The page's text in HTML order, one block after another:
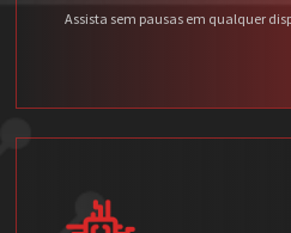
Assista sem pausas em qualquer